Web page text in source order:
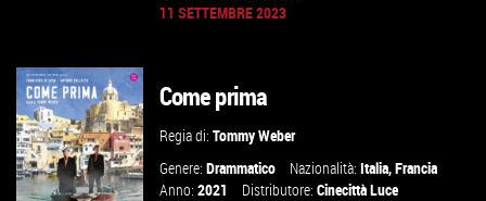
VAI ALLA SCHEDA
11 SETTEMBRE 2023
Come prima
Regia di:Tommy Weber
Genere:Drammatico Nazionalità:Italia,Francia
Anno:2021 Distributore:Cinecittà Luce